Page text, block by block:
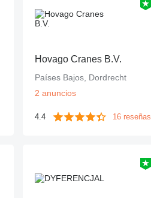
Hovago Cranes B.V.
Países Bajos, Dordrecht
2 anuncios
4.4 16 reseñas